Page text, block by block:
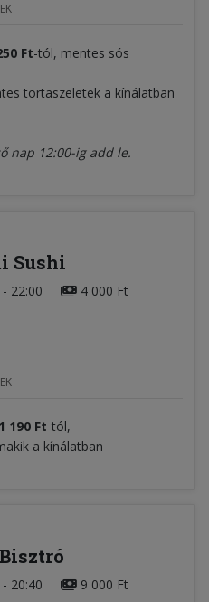
Ft-tól, mentes sós
tortaszeletek a kínálatban
nap 12:00-ig add le.
Sushi
22:00 4 000 Ft
1 190 Ft-tól,
a kínálatban
20:40 9 000 Ft